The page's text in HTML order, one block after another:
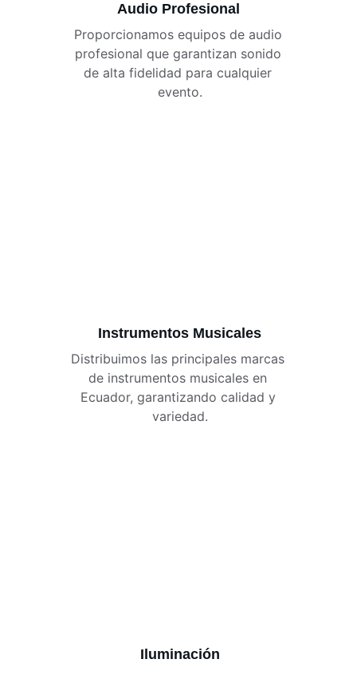
Instrumentos Musicales
Distribuimos las principales marcas
de instrumentos musicales en
Ecuador, garantizando calidad y
variedad.
Audio Profesional
Proporcionamos equipos de audio
profesional que garantizan sonido
de alta fidelidad para cualquier
evento.
Iluminación